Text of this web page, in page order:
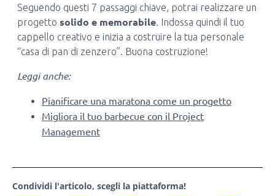
Seguendo questi 7 passaggi chiave, potrai realizzare un
progetto solido e memorabile. Indossa quindi il tuo
cappello creativo e inizia a costruire la tua personale
“casa di pan di zenzero”. Buona costruzione!
Leggi anche:
Pianificare una maratona come un progetto
Migliora il tuo barbecue con il Project
Management
Condividi l'articolo, scegli la piattaforma!